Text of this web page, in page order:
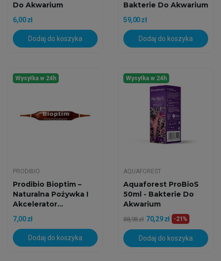
Do Akwarium
6,00 zł
Dodaj do koszyka
Bakterie Do Akwarium
59,00 zł
Dodaj do koszyka
Wysyłka w 24h
PRODIBIO
Prodibio Bioptim –
Naturalna Pożywka I
Akcelerator...
7,00 zł
Dodaj do koszyka
Wysyłka w 24h
AQUAFOREST
Aquaforest ProBioS
50ml - Bakterie Do
Akwarium
88,98 zł 70,29 zł -21%
Dodaj do koszyka